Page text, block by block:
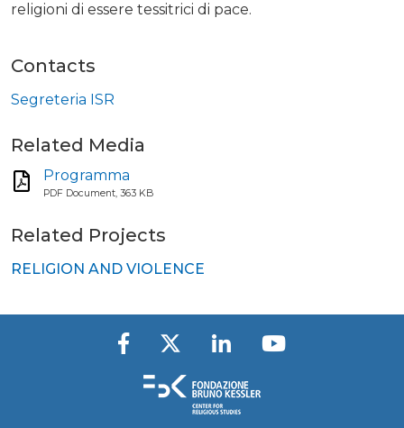
religioni di essere tessitrici di pace.
Contacts
Segreteria ISR
Related Media
Programma
PDF Document, 363 KB
Related Projects
RELIGION AND VIOLENCE